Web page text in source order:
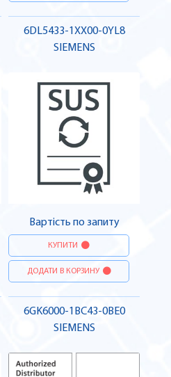
6DL5433-1XX00-0YL8
SIEMENS
Вартість по запиту
КУПИТИ
ДОДАТИ В КОРЗИНУ
6GK6000-1BC43-0BE0
SIEMENS